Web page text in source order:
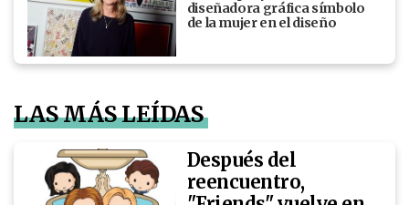
diseñadora gráfica símbolo
de la mujer en el diseño
LAS MÁS LEÍDAS
Después del
reencuentro,